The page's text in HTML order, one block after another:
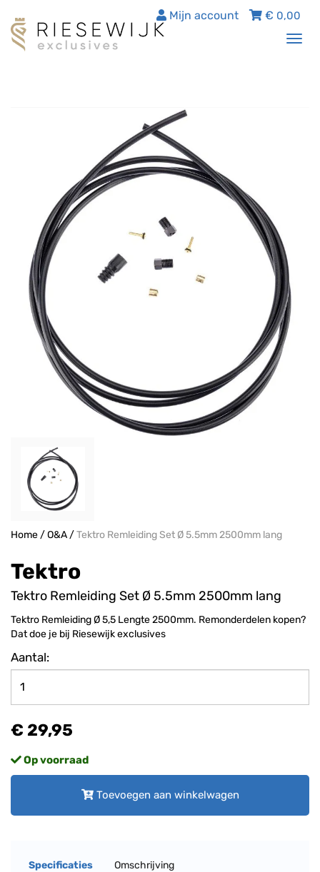
€ 0,00
Mijn account
Home/O&A/Tektro Remleiding Set Ø 5.5mm 2500mm lang
Tektro
Tektro Remleiding Set Ø 5.5mm 2500mm lang
Tektro Remleiding Ø 5,5 Lengte 2500mm. Remonderdelen kopen?
Dat doe je bij Riesewijk exclusives
Aantal:
€ 29,95
Op voorraad
Toevoegen aan winkelwagen
Specificaties Omschrijving